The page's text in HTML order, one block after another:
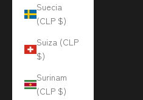
Suecia
(CLP $)
Suiza (CLP
$)
Surinam
(CLP $)